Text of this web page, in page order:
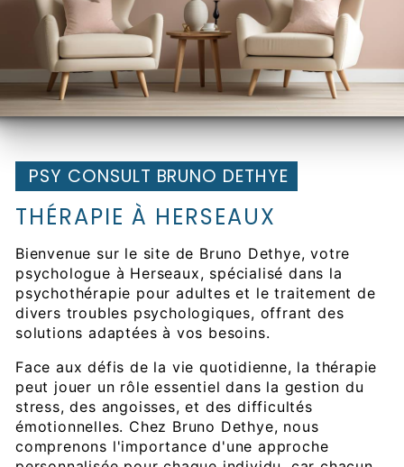
PSY CONSULT BRUNO DETHYE
THÉRAPIE À HERSEAUX
Bienvenue sur le site de Bruno Dethye, votre
psychologue à Herseaux, spécialisé dans la
psychothérapie pour adultes et le traitement de
divers troubles psychologiques, offrant des
solutions adaptées à vos besoins.
Face aux défis de la vie quotidienne, la thérapie
peut jouer un rôle essentiel dans la gestion du
stress, des angoisses, et des difficultés
émotionnelles. Chez Bruno Dethye, nous
comprenons l'importance d'une approche